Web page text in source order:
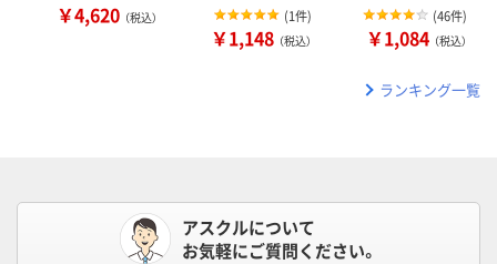
￥4,620 （税込） (1件)
￥1,148 （税込）
(46件)
￥1,084 （税込）
ランキング一覧
アスクルについて
お気軽にご質問ください。